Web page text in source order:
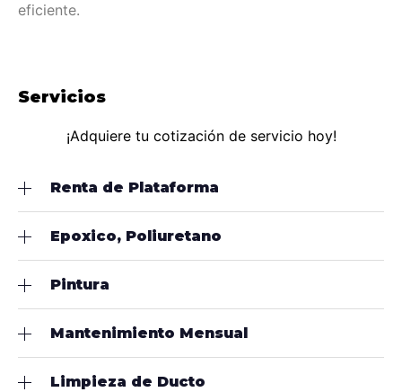
Servicios
¡Adquiere tu cotización de servicio hoy!
Renta de Plataforma
Epoxico, Poliuretano
Pintura
Mantenimiento Mensual
Limpieza de Ducto
eficiente.